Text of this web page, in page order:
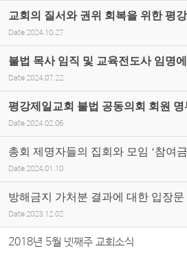
교회의 질서와 권위 회복을 위한 평
Date 2024.10.27
불법 목사 임직 및 교육전도사 임명
Date 2024.07.22
평강제일교회 불법 공동의회 회원 명
Date 2024.02.06
총회 제명자들의 집회와 모임 ‘참여
Date 2024.01.10
방해금지 가처분 결과에 대한 입장문
Date 2023.12.02
2018년 5월 넷째주 교회소식